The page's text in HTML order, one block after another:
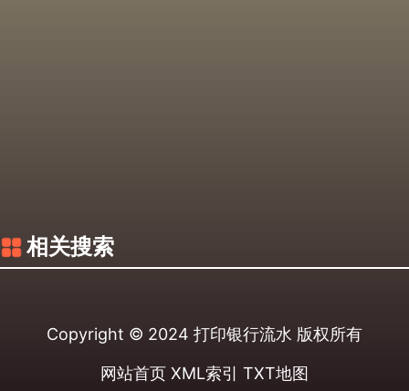
相关搜索
Copyright © 2024 打印银行流水 版权所有
网站首页 XML索引 TXT地图